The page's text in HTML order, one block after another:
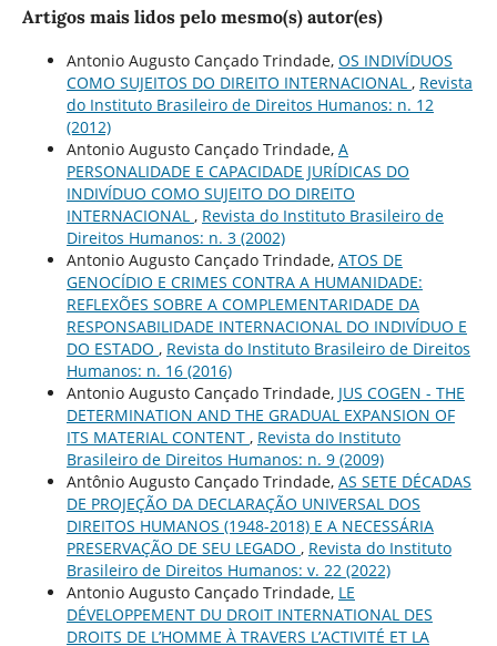
Artigos mais lidos pelo mesmo(s) autor(es)
Antonio Augusto Cançado Trindade, OS INDIVÍDUOS
COMO SUJEITOS DO DIREITO INTERNACIONAL , Revista
do Instituto Brasileiro de Direitos Humanos: n. 12
(2012)
Antonio Augusto Cançado Trindade, A
PERSONALIDADE E CAPACIDADE JURÍDICAS DO
INDIVÍDUO COMO SUJEITO DO DIREITO
INTERNACIONAL , Revista do Instituto Brasileiro de
Direitos Humanos: n. 3 (2002)
Antonio Augusto Cançado Trindade, ATOS DE
GENOCÍDIO E CRIMES CONTRA A HUMANIDADE:
REFLEXÕES SOBRE A COMPLEMENTARIDADE DA
RESPONSABILIDADE INTERNACIONAL DO INDIVÍDUO E
DO ESTADO , Revista do Instituto Brasileiro de Direitos
Humanos: n. 16 (2016)
Antonio Augusto Cançado Trindade, JUS COGEN - THE
DETERMINATION AND THE GRADUAL EXPANSION OF
ITS MATERIAL CONTENT , Revista do Instituto
Brasileiro de Direitos Humanos: n. 9 (2009)
Antônio Augusto Cançado Trindade, AS SETE DÉCADAS
DE PROJEÇÃO DA DECLARAÇÃO UNIVERSAL DOS
DIREITOS HUMANOS (1948-2018) E A NECESSÁRIA
PRESERVAÇÃO DE SEU LEGADO , Revista do Instituto
Brasileiro de Direitos Humanos: v. 22 (2022)
Antonio Augusto Cançado Trindade, LE
DÉVELOPPEMENT DU DROIT INTERNATIONAL DES
DROITS DE L’HOMME À TRAVERS L’ACTIVITÉ ET LA